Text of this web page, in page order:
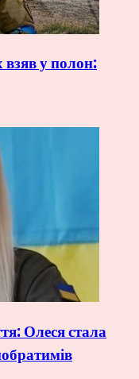
взяв у полон:
Олеся стала